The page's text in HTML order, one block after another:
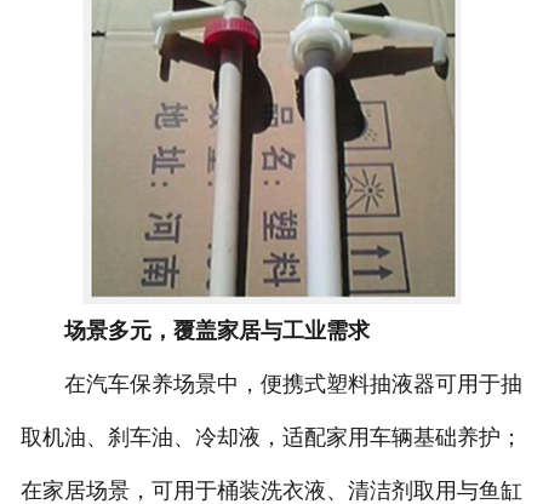
场景多元，覆盖家居与工业需求
在汽车保养场景中，便携式塑料抽液器可用于抽
取机油、刹车油、冷却液，适配家用车辆基础养护；
在家居场景，可用于桶装洗衣液、清洁剂取用与鱼缸